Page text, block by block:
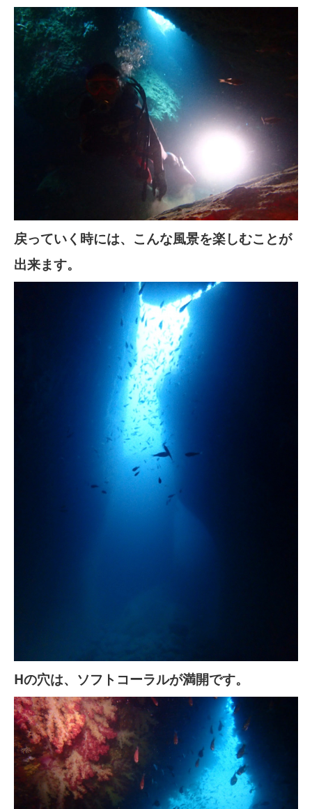
戻っていく時には、こんな風景を楽しむことが
出来ます。
Hの穴は、ソフトコーラルが満開です。